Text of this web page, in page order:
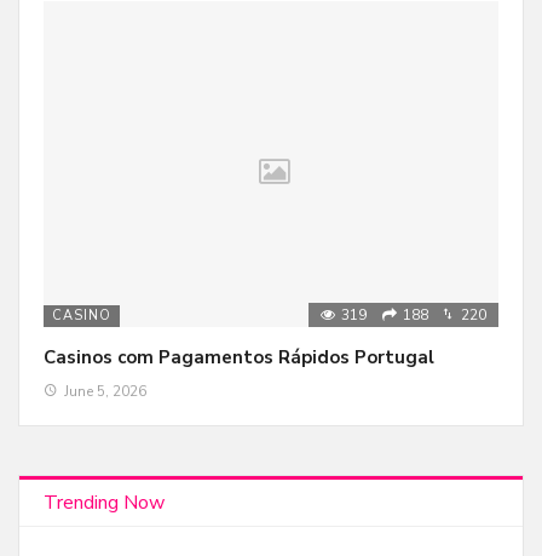
CASINO 319 188 220
Casinos com Pagamentos Rápidos Portugal
June 5, 2026
Trending Now